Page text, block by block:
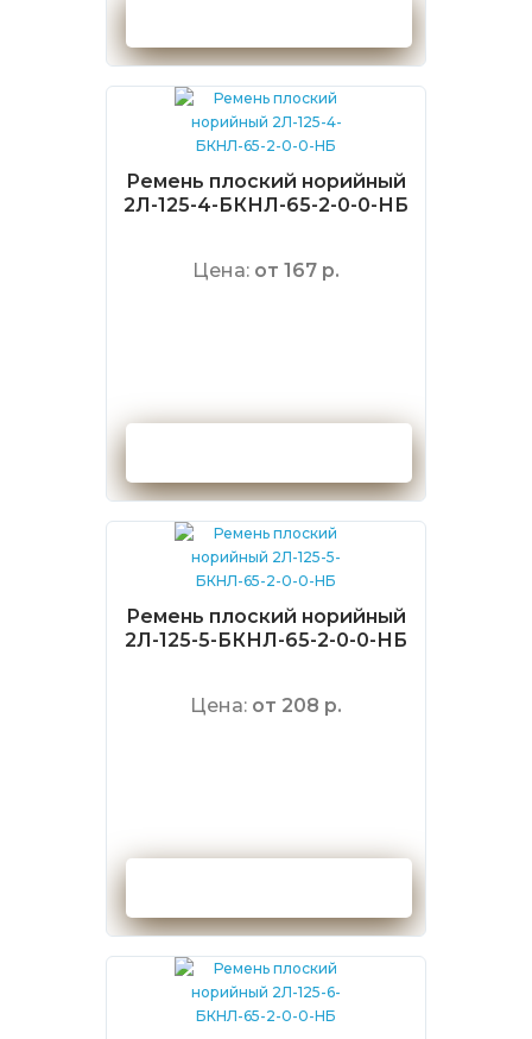
Ремень плоский норийный
2Л-125-4-БКНЛ-65-2-0-0-НБ
Цена: от 167 р.
Ремень плоский норийный
2Л-125-5-БКНЛ-65-2-0-0-НБ
Цена: от 208 р.